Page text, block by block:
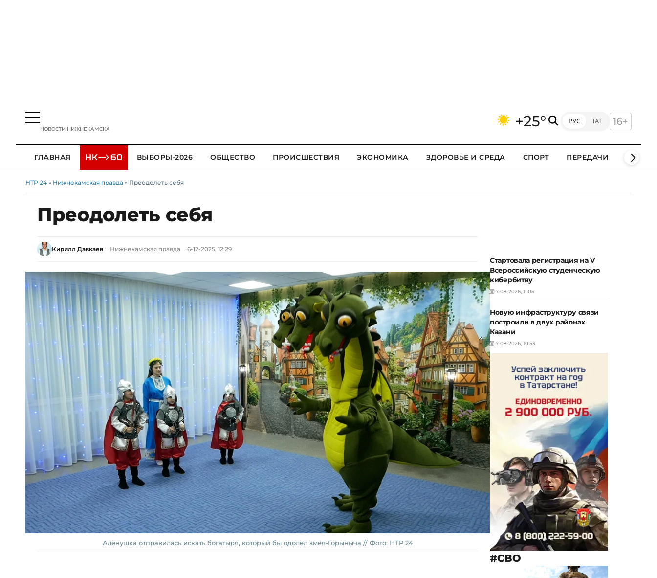
НОВОСТИ НИЖНЕКАМСКА +25° РУС ТАТ 16+
ГЛАВНАЯ ВЫБОРЫ-2026 ОБЩЕСТВО ПРОИСШЕСТВИЯ ЭКОНОМИКА ЗДОРОВЬЕ И СРЕДА СПОРТ ПЕРЕДАЧИ КЛИПЫ
НТР 24 » Нижнекамская правда » Преодолеть себя
Преодолеть себя
Кирилл Давкаев Нижнекамская правда 6-12-2025, 12:29
Алёнушка отправилась искать богатыря, который бы одолел змея-Горыныча // Фото: НТР 24
Стартовала регистрация на V
Всероссийскую студенческую
кибербитву
7-08-2026, 11:05
Новую инфраструктуру связи
построили в двух районах
Казани
7-08-2026, 10:53
#СВО